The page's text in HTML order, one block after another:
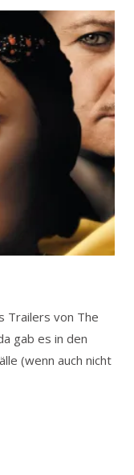
Trailers von The
gab es in den
(wenn auch nicht